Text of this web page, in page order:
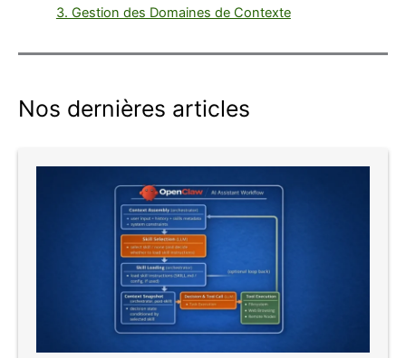
3. Gestion des Domaines de Contexte
Nos dernières articles